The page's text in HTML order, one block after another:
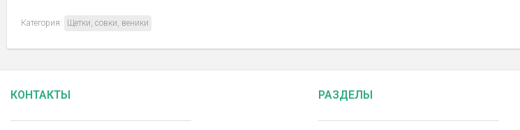
Категория: Щетки, совки, веники
КОНТАКТЫ РАЗДЕЛЫ